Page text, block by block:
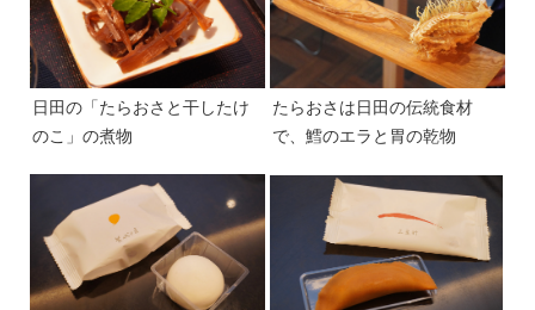
日田の「たらおさと干したけ
のこ」の煮物
たらおさは日田の伝統食材
で、鱈のエラと胃の乾物